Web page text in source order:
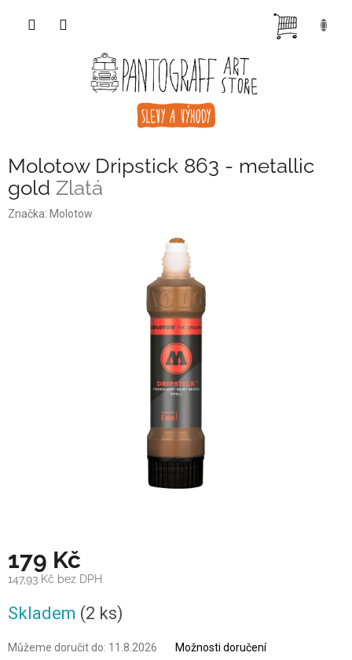
Molotow Dripstick 863 - metallic
gold Zlatá
Značka: Molotow
179 Kč
147,93 Kč bez DPH
cena:
Skladem (2 ks)
Můžeme doručit do: 11.8.2026 Možnosti doručení